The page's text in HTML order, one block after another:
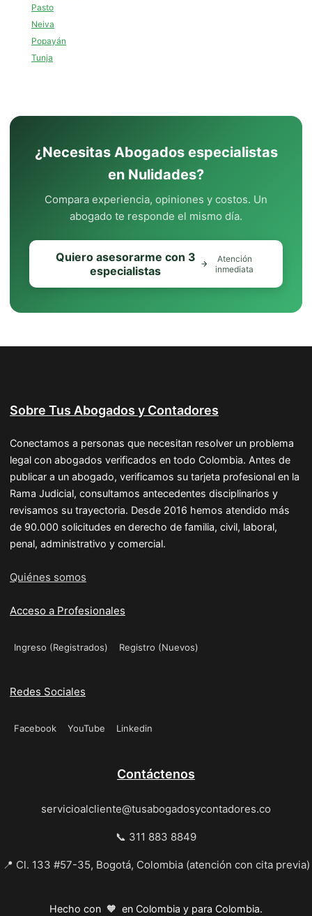
Pasto
Neiva
Popayán
Tunja
¿Necesitas Abogados especialistas
en Nulidades?
Compara experiencia, opiniones y costos. Un
abogado te responde el mismo día.
Quiero asesorarme con 3
especialistas
Atención
inmediata
Sobre Tus Abogados y Contadores
Conectamos a personas que necesitan resolver un problema
legal con abogados verificados en todo Colombia. Antes de
publicar a un abogado, verificamos su tarjeta profesional en la
Rama Judicial, consultamos antecedentes disciplinarios y
revisamos su trayectoria. Desde 2016 hemos atendido más
de 90.000 solicitudes en derecho de familia, civil, laboral,
penal, administrativo y comercial.
Quiénes somos
Acceso a Profesionales
Ingreso (Registrados) Registro (Nuevos)
Redes Sociales
Facebook YouTube Linkedin
Contáctenos
servicioalcliente@tusabogadosycontadores.co
📞 311 883 8849
📍 Cl. 133 #57-35, Bogotá, Colombia (atención con cita previa)
Hecho con 🧡 en Colombia y para Colombia.